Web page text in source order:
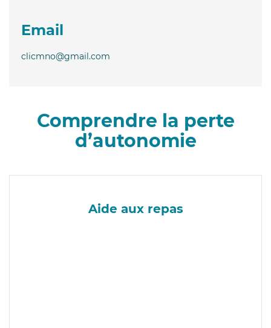
Email
clicmno@gmail.com
Comprendre la perte
d’autonomie
Aide aux repas